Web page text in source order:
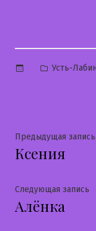
Усть-
по
записям
Предыдущая запись
Ксения
Следующая запись
Алёнка